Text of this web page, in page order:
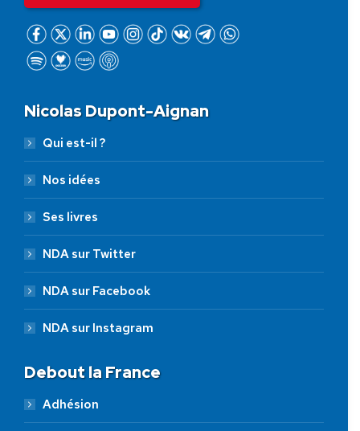
Nicolas Dupont-Aignan
Qui est-il ?
Nos idées
Ses livres
NDA sur Twitter
NDA sur Facebook
NDA sur Instagram
Debout la France
Adhésion